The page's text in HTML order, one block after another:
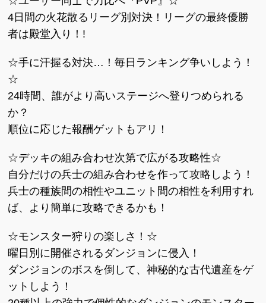
4日間の火花散るリーグ別対決！リーグの最終優勝
者は殿堂入り！!
☆手に汗握る対決…！毎日ランキング争いしよう！
☆
24時間、誰がより高いステージへ登りつめられる
か？
順位に応じた報酬ゲットもアリ！
☆デッキの組み合わせ次第で広がる攻略性☆
自分だけの兵士の組み合わせを作って攻略しよう！
兵士の種族間の相性やユニット間の相性を利用すれ
ば、より簡単に攻略できるかも！
☆モンスター狩りの楽しさ！☆
曜日別に開催されるダンジョンに侵入！
ダンジョンのボスを倒して、神秘的な古代遺産をゲ
ットしよう！